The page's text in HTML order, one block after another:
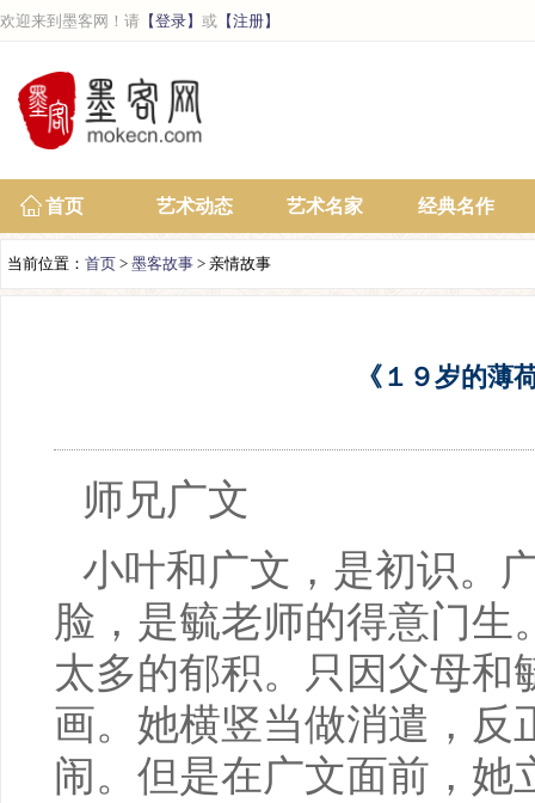
欢迎来到墨客网！请 【登录】 或 【注册】
首页 艺术动态 艺术名家 经典名作
当前位置： 首页 > 墨客故事 > 亲情故事
《１９岁的薄
师兄广文
小叶和广文，是初识。
脸，是毓老师的得意门生
太多的郁积。只因父母和
画。她横竖当做消遣，反
闹。但是在广文面前，她